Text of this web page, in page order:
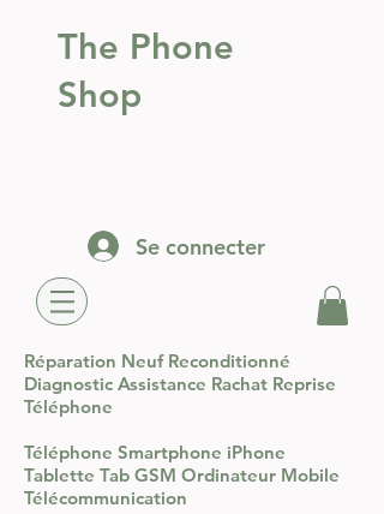
The Phone
Shop
Se connecter
Réparation Neuf Reconditionné
Diagnostic Assistance Rachat Reprise
Téléphone
Téléphone Smartphone iPhone
Tablette Tab GSM Ordinateur Mobile
Télécommunication